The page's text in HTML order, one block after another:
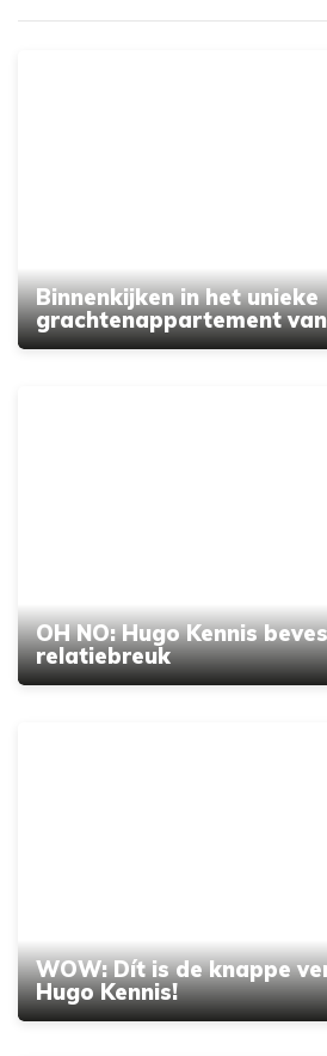
Binnenkijken in het unieke
grachtenappartement
OH NO: Hugo Kennis
relatiebreuk
WOW: Dít is de knappe
Hugo Kennis!